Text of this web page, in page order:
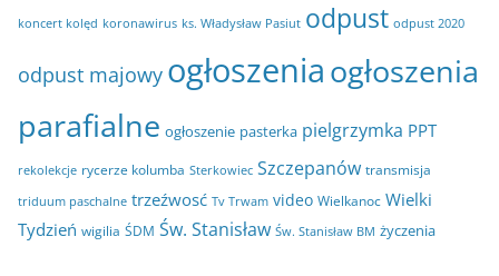
koncert kolęd koronawirus ks. Władysław Pasiut odpust odpust 2020
odpust majowy ogłoszeniaogłoszenia
parafialne ogłoszenie pasterka pielgrzymka PPT
rekolekcje rycerze kolumba Sterkowiec Szczepanów transmisja
triduum paschalne trzeźwosć Tv Trwam video Wielkanoc Wielki
Tydzień wigilia ŚDM Św. Stanisław Św. Stanisław BM życzenia